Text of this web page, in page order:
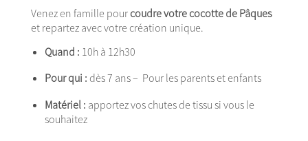
Venez en famille pour coudre votre cocotte de Pâques
et repartez avec votre création unique.
Quand : 10h à 12h30
Pour qui : dès 7 ans – Pour les parents et enfants
Matériel : apportez vos chutes de tissu si vous le
souhaitez